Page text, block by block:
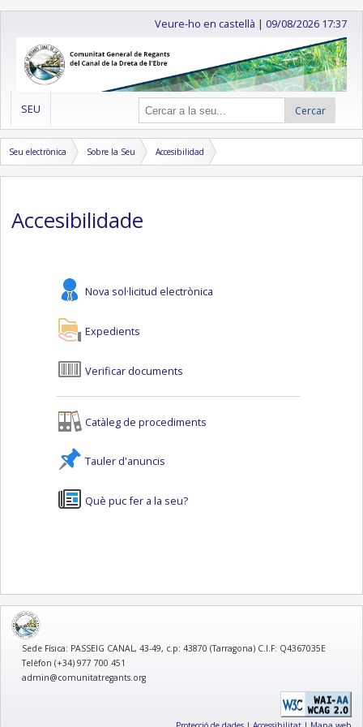
Veure-ho en castellà |09/08/2026 17:37
SEU Cercar
Seu electrònica Sobre la Seu Accesibilidad
Accesibilidade
Nova sol·licitud electrònica
Expedients
Verificar documents
Catàleg de procediments
Tauler d'anuncis
Què puc fer a la seu?
logo
Sede Física: PASSEIG CANAL, 43-49, c.p: 43870 (Tarragona) C.I.F: Q4367035E
Telèfon (+34) 977 700 451
admin@comunitatregants.org